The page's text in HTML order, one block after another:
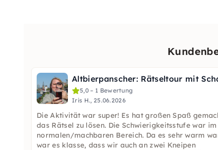
5,0 – 1 Bewertung
Iris H., 25.06.2026
Die Aktivität war super! Es hat großen Spaß
das Rätsel zu lösen. Die Schwierigkeitsstufe war im
normalen/machbaren Bereich. Da es sehr warm
war es klasse, dass wir auch an zwei Kneipen